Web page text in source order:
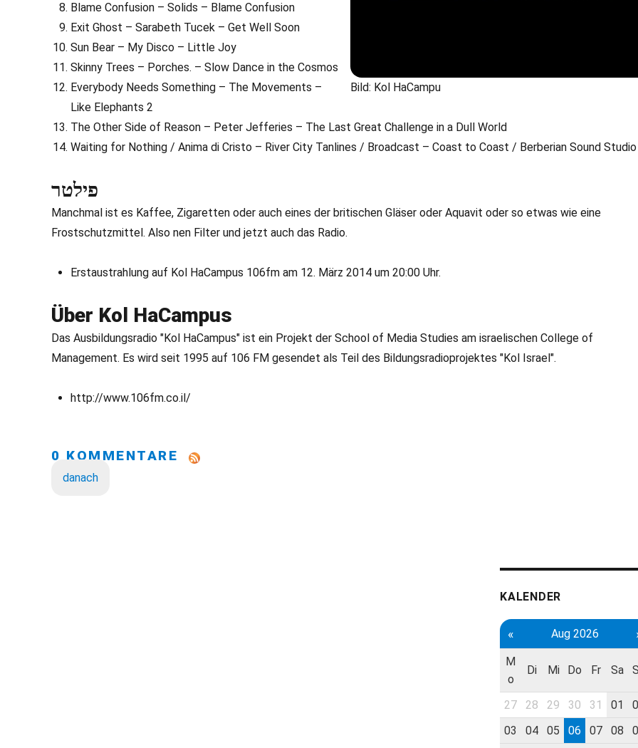
Bild: Kol HaCampu
Blame Confusion – Solids – Blame Confusion
Exit Ghost – Sarabeth Tucek – Get Well Soon
Sun Bear – My Disco – Little Joy
Skinny Trees – Porches. – Slow Dance in the Cosmos
Everybody Needs Something – The Movements –
Like Elephants 2
The Other Side of Reason – Peter Jefferies – The Last Great Challenge in a Dull World
Waiting for Nothing / Anima di Cristo – River City Tanlines / Broadcast – Coast to Coast / Berberian Sound Studio
פילטר
Manchmal ist es Kaffee, Zigaretten oder auch eines der britischen Gläser oder Aquavit oder so etwas wie eine
Frostschutzmittel. Also nen Filter und jetzt auch das Radio.
Erstaustrahlung auf Kol HaCampus 106fm am 12. März 2014 um 20:00 Uhr.
Über Kol HaCampus
Das Ausbildungsradio "Kol HaCampus" ist ein Projekt der School of Media Studies am israelischen College of
Management. Es wird seit 1995 auf 106 FM gesendet als Teil des Bildungsradioprojektes "Kol Israel".
http://www.106fm.co.il/
0 KOMMENTARE
danach
KALENDER
« Aug 2026
M
o
Di Mi Do Fr Sa
27 28 29 30 31 01
03
04 05 06 07 08